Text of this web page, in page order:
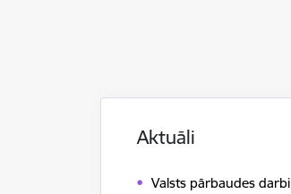
Aktuāli
Valsts pārbaudes darbi